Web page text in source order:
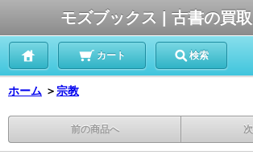
モズブックス | 古書の買
カート 検索
ホーム ＞ 宗教
前の商品へ